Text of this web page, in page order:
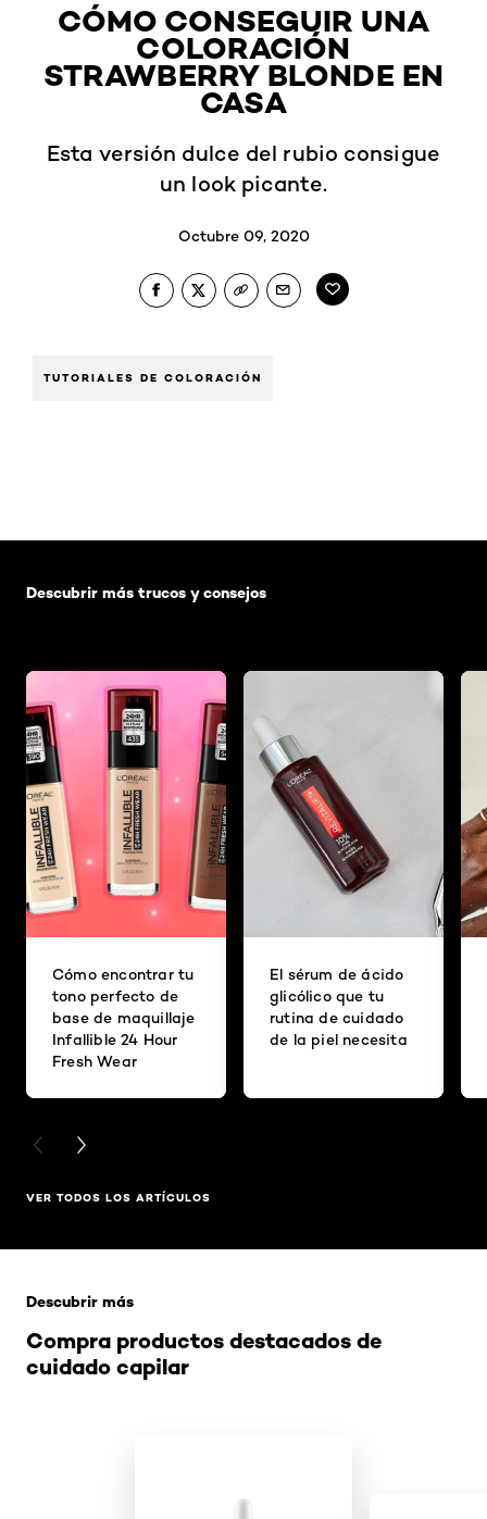
CÓMO CONSEGUIR UNA
COLORACIÓN
STRAWBERRY BLONDE EN
CASA
Esta versión dulce del rubio consigue
un look picante.
Octubre 09, 2020
TUTORIALES DE COLORACIÓN
Descubrir más trucos y consejos
Cómo encontrar tu
tono perfecto de
base de maquillaje
Infallible 24 Hour
Fresh Wear
El sérum de ácido
glicólico que tu
rutina de cuidado
de la piel necesita
PREVIOUS CARD
NEXT CARD
VER TODOS LOS ARTÍCULOS
Compra productos destacados de
cuidado capilar
Descubrir más